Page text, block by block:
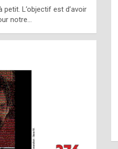
L’objectif est d’avoir
notre…